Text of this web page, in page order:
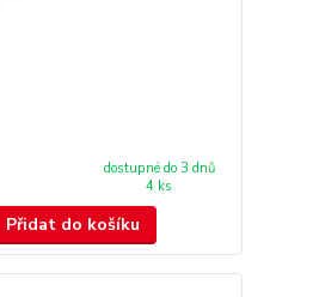
dostupné do 3 dnů
4 ks
Přidat do košíku